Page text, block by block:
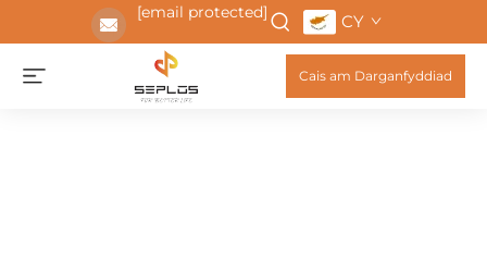
[email protected] CY
Cais am Darganfyddiad